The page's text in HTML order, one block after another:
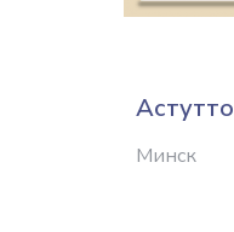
Астутто
Минск